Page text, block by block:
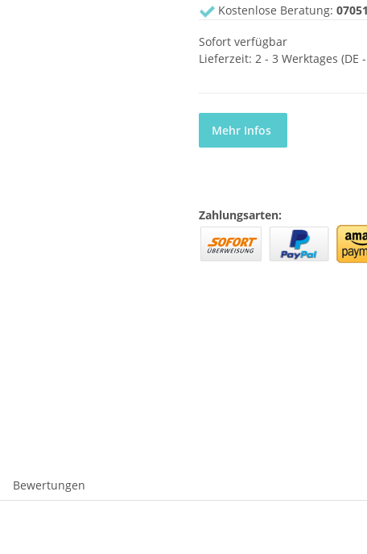
Kostenlose Beratung:
Sofort verfügbar
Lieferzeit: 2 - 3 Werktages (DE
Mehr Infos
Zahlungsarten:
Bewertungen